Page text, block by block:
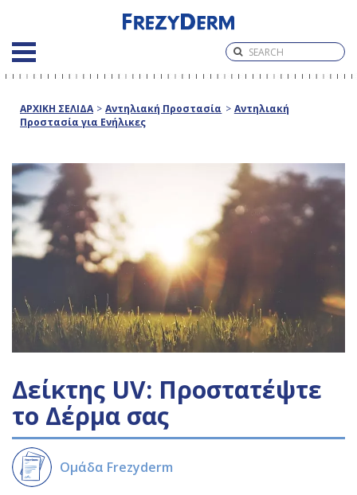
ΑΡΧΙΚΗ ΣΕΛΙΔΑ > Αντηλιακή Προστασία > Αντηλιακή
Προστασία για Ενήλικες
Δείκτης UV: Προστατέψτε
το Δέρμα σας
Ομάδα Frezyderm